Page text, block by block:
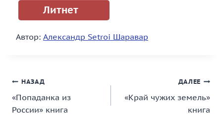
Литнет
Автор: Александр Setroi Шаравар
Навигация
по
записям
НАЗАД
«Попаданка из
России» книга
ДАЛЕЕ
«Край чужих земель»
книга